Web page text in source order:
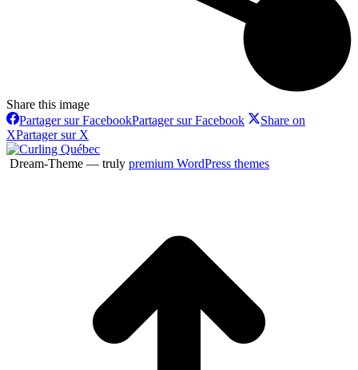
Share this image
Partager sur FacebookPartager sur Facebook
Share on
XPartager sur X
Dream-Theme — truly premium WordPress themes